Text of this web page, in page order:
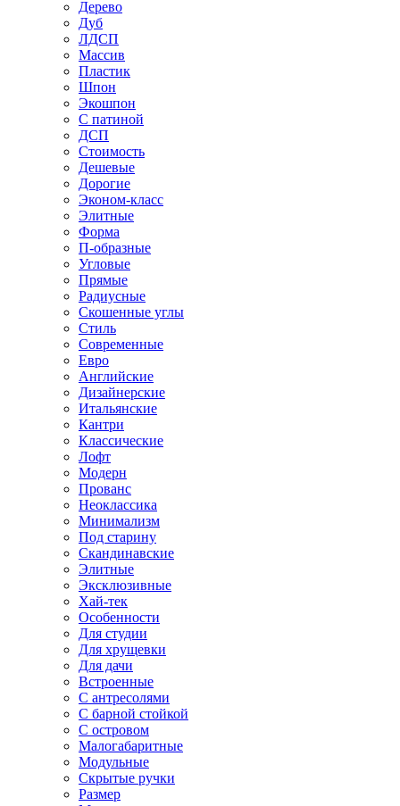
Дерево
Дуб
ЛДСП
Массив
Пластик
Шпон
Экошпон
С патиной
ДСП
Стоимость
Дешевые
Дорогие
Эконом-класс
Элитные
Форма
П-образные
Угловые
Прямые
Радиусные
Скошенные углы
Стиль
Современные
Евро
Английские
Дизайнерские
Итальянские
Кантри
Классические
Лофт
Модерн
Прованс
Неоклассика
Минимализм
Под старину
Скандинавские
Элитные
Эксклюзивные
Хай-тек
Особенности
Для студии
Для хрущевки
Для дачи
Встроенные
С антресолями
С барной стойкой
С островом
Малогабаритные
Модульные
Скрытые ручки
Размер